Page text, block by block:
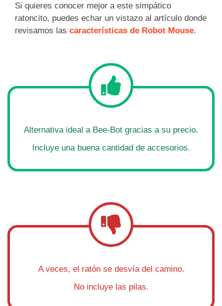
Si quieres conocer mejor a este simpático
ratoncito, puedes echar un vistazo al artículo donde
revisamos las características de Robot Mouse.
Alternativa ideal a Bee-Bot gracias a su precio.
Incluye una buena cantidad de accesorios.
A veces, el ratón se desvía del camino.
No incluye las pilas.